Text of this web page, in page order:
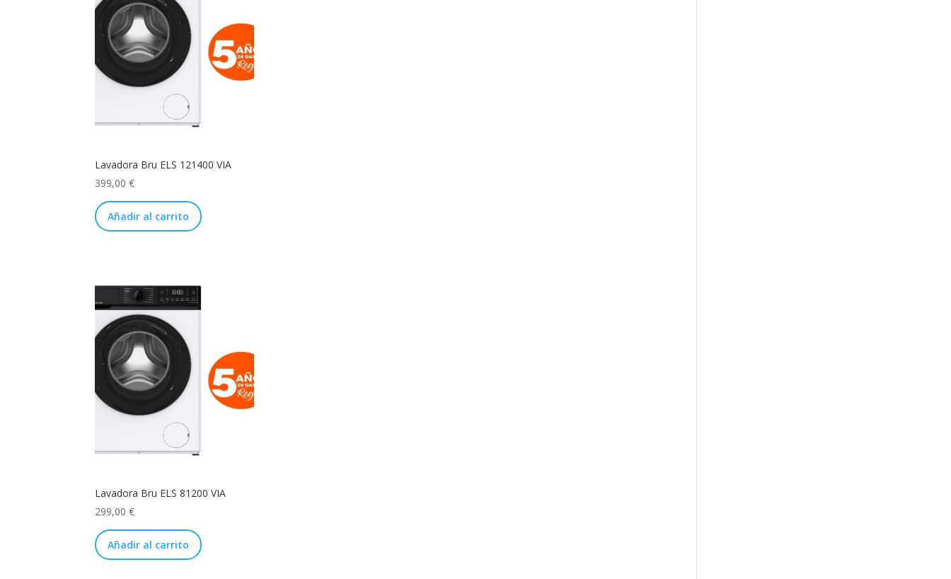
Lavadora Bru ELS 121400 VIA
399,00€
Añadir al carrito
Lavadora Bru ELS 81200 VIA
299,00€
Añadir al carrito